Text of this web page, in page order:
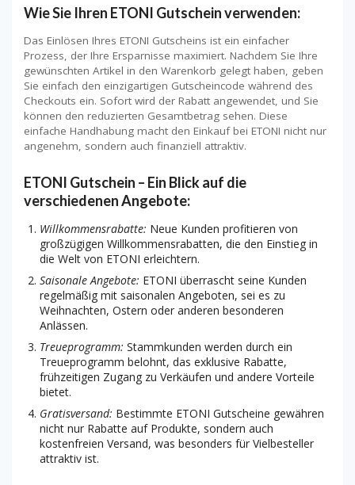
Wie Sie Ihren ETONI Gutschein verwenden:
Das Einlösen Ihres ETONI Gutscheins ist ein einfacher
Prozess, der Ihre Ersparnisse maximiert. Nachdem Sie Ihre
gewünschten Artikel in den Warenkorb gelegt haben, geben
Sie einfach den einzigartigen Gutscheincode während des
Checkouts ein. Sofort wird der Rabatt angewendet, und Sie
können den reduzierten Gesamtbetrag sehen. Diese
einfache Handhabung macht den Einkauf bei ETONI nicht nur
angenehm, sondern auch finanziell attraktiv.
ETONI Gutschein – Ein Blick auf die
verschiedenen Angebote:
Willkommensrabatte: Neue Kunden profitieren von
großzügigen Willkommensrabatten, die den Einstieg in
die Welt von ETONI erleichtern.
Saisonale Angebote: ETONI überrascht seine Kunden
regelmäßig mit saisonalen Angeboten, sei es zu
Weihnachten, Ostern oder anderen besonderen
Anlässen.
Treueprogramm: Stammkunden werden durch ein
Treueprogramm belohnt, das exklusive Rabatte,
frühzeitigen Zugang zu Verkäufen und andere Vorteile
bietet.
Gratisversand: Bestimmte ETONI Gutscheine gewähren
nicht nur Rabatte auf Produkte, sondern auch
kostenfreien Versand, was besonders für Vielbesteller
attraktiv ist.